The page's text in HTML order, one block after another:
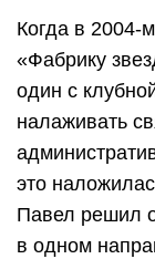
Когда в 2004-
«Фабрику
один с
налаживать
это
Павел решил
в одном